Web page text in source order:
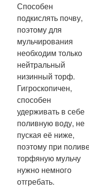
Способен
подкислять почву,
поэтому для
мульчирования
необходим только
нейтральный
низинный торф.
Гигроскопичен,
способен
удерживать в себе
поливную воду, не
пуская её ниже,
поэтому при
торфяную мульчу
нужно немного
отгребать.